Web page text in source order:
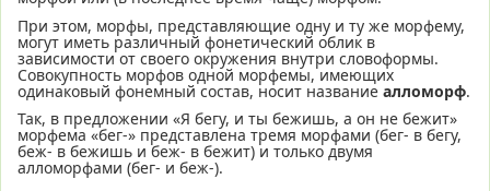
При этом, морфы, представляющие одну и ту же морфему,
могут иметь различный фонетический облик в
зависимости от своего окружения внутри словоформы.
Совокупность морфов одной морфемы, имеющих
одинаковый фонемный состав, носит название алломорф.
Так, в предложении «Я бегу, и ты бежишь, а он не бежит»
морфема «бег-» представлена тремя морфами (бег- в бегу,
беж- в бежишь и беж- в бежит) и только двумя
алломорфами (бег- и беж-).